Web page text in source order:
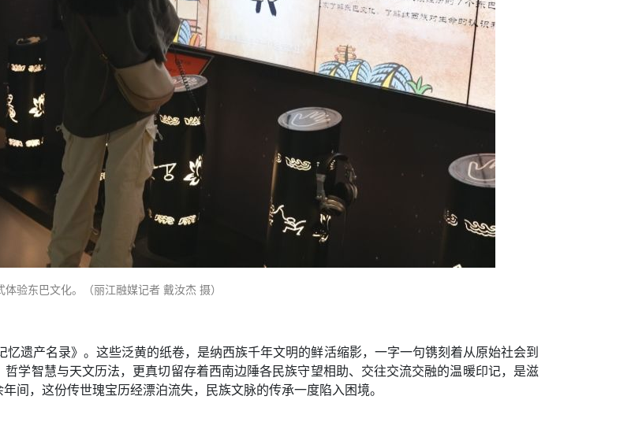
验东巴文化。（丽江融媒记者 戴汝杰 摄）
遗产名录》。这些泛黄的纸卷，是纳西族千年文明的鲜活缩影，一字一句镌刻着从原始社会到
学智慧与天文历法，更真切留存着西南边陲各民族守望相助、交往交流交融的温暖印记，是滋
间，这份传世瑰宝历经漂泊流失，民族文脉的传承一度陷入困境。